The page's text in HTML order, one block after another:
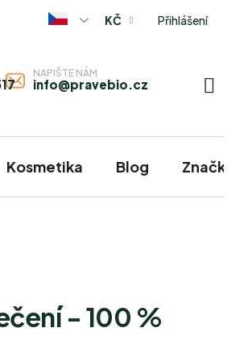
KČ Přihlášení
NAPIŠTE NÁM
info@pravebio.cz
Kosmetika Blog Značky
- 100 %